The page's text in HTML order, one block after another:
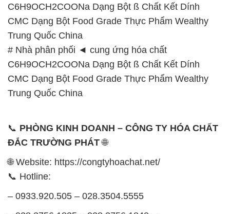
C6H9OCH2COONa Dạng Bột ß Chất Kết Dính
CMC Dạng Bột Food Grade Thực Phẩm Wealthy
Trung Quốc China
# Nhà phân phối ◄ cung ứng hóa chất
C6H9OCH2COONa Dạng Bột ß Chất Kết Dính
CMC Dạng Bột Food Grade Thực Phẩm Wealthy
Trung Quốc China
📞 PHÒNG KINH DOANH – CÔNG TY HÓA CHẤT
ĐẮC TRƯỜNG PHÁT🌐
🌐 Website: https://congtyhoachat.net/
📞 Hotline:
– 0933.920.505 – 028.3504.5555